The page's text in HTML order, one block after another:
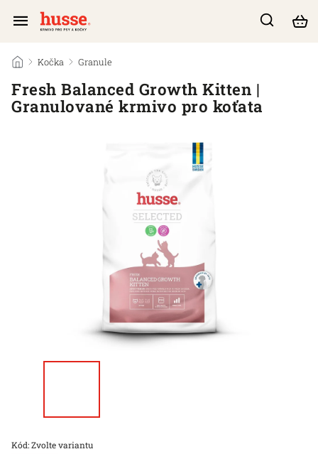
/ Kočka / Granule
Fresh Balanced Growth Kitten |
Granulované krmivo pro koťata
Kód:Zvolte variantu